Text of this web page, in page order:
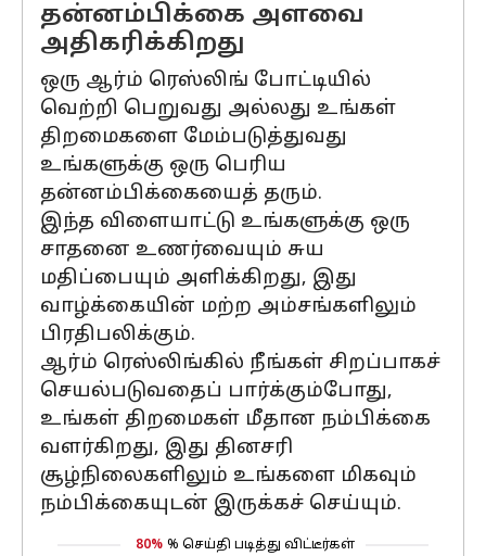
தன்னம்பிக்கை அளவை
அதிகரிக்கிறது
ஒரு ஆர்ம் ரெஸ்லிங் போட்டியில்
வெற்றி பெறுவது அல்லது உங்கள்
திறமைகளை மேம்படுத்துவது
உங்களுக்கு ஒரு பெரிய
தன்னம்பிக்கையைத் தரும்.
இந்த விளையாட்டு உங்களுக்கு ஒரு
சாதனை உணர்வையும் சுய
மதிப்பையும் அளிக்கிறது, இது
வாழ்க்கையின் மற்ற அம்சங்களிலும்
பிரதிபலிக்கும்.
ஆர்ம் ரெஸ்லிங்கில் நீங்கள் சிறப்பாகச்
செயல்படுவதைப் பார்க்கும்போது,
உங்கள் திறமைகள் மீதான நம்பிக்கை
வளர்கிறது, இது தினசரி
சூழ்நிலைகளிலும் உங்களை மிகவும்
நம்பிக்கையுடன் இருக்கச் செய்யும்.
80% % செய்தி படித்து விட்டீர்கள்